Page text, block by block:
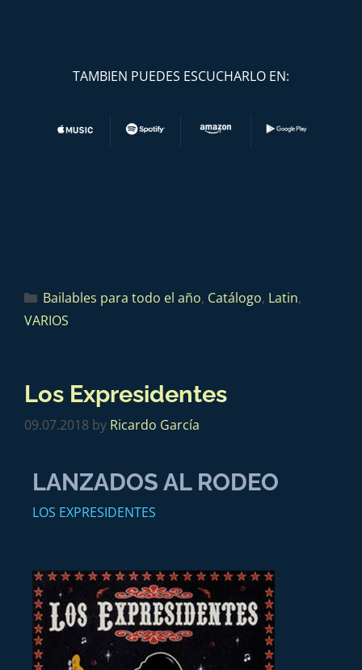
TAMBIEN PUEDES ESCUCHARLO EN:
Bailables para todo el año, Catálogo, Latin,
VARIOS
Los Expresidentes
09.07.2018 by Ricardo García
LANZADOS AL RODEO
LOS EXPRESIDENTES